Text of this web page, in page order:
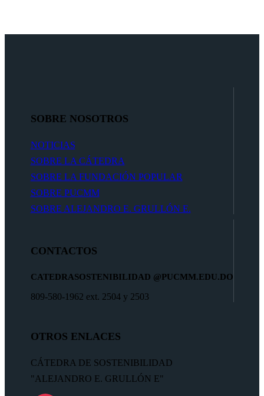
SOBRE NOSOTROS
NOTICIAS
SOBRE LA CÁTEDRA
SOBRE LA FUNDACIÓN POPULAR
SOBRE PUCMM
SOBRE ALEJANDRO E. GRULLÓN E.
CONTACTOS
CATEDRASOSTENIBILIDAD @PUCMM.EDU.DO
809-580-1962 ext. 2504 y 2503
OTROS ENLACES
CÁTEDRA DE SOSTENIBILIDAD
"ALEJANDRO E. GRULLÓN E"